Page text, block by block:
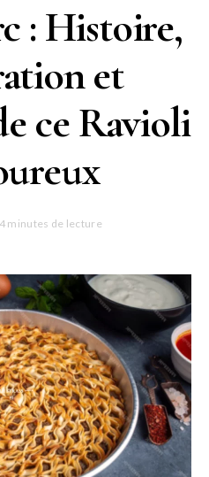
: Histoire,
et
ce Ravioli
4 minutes de lecture